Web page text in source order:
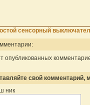
сенсорный
опубликованных
свой комментарий,
ник